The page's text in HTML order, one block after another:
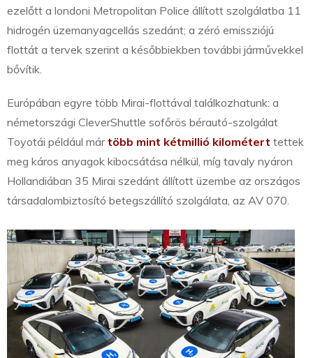
ezelőtt a londoni Metropolitan Police állított szolgálatba 11
hidrogén üzemanyagcellás szedánt; a zéró emissziójú
flottát a tervek szerint a későbbiekben további járművekkel
bővítik.
Európában egyre több Mirai-flottával találkozhatunk: a
németországi CleverShuttle sofőrös bérautó-szolgálat
Toyotái például mártöbb mint kétmillió kilométert tettek
meg káros anyagok kibocsátása nélkül, míg tavaly nyáron
Hollandiában 35 Mirai szedánt állított üzembe az országos
társadalombiztosító betegszállító szolgálata, az AV 070.